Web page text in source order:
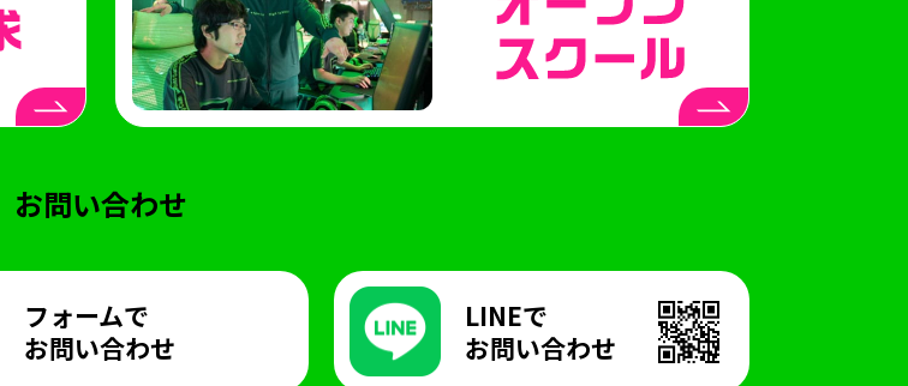
お問い合わせ
フォームで
お問い合わせ
LINEで
お問い合わせ